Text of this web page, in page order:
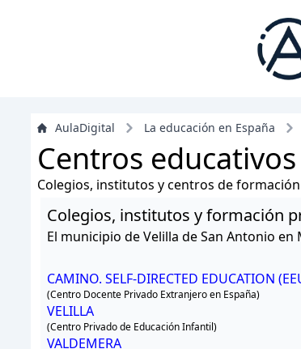
AulaDigital La educación en España
Centros
Colegios, institutos y centros de
Colegios, institutos y formación
El municipio de Velilla de San Antonio
CAMINO. SELF-DIRECTED EDUCATION
(Centro Docente Privado Extranjero en España)
VELILLA
(Centro Privado de Educación Infantil)
VALDEMERA